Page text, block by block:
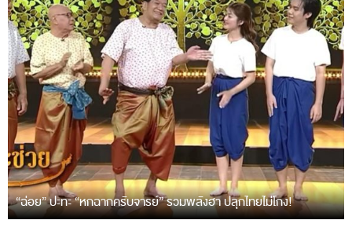
“ฉ่อย” ปะทะ “หกฉากครับจารย์” รวมพลังฮา ปลุกไทยไม่โกง!